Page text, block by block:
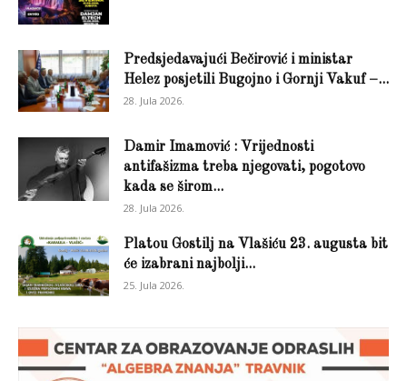
Predsjedavajući Bečirović i ministar
Helez posjetili Bugojno i Gornji Vakuf –...
28. Jula 2026.
Damir Imamović : Vrijednosti
antifašizma treba njegovati, pogotovo
kada se širom...
28. Jula 2026.
Platou Gostilj na Vlašiću 23. augusta bit
će izabrani najbolji...
25. Jula 2026.